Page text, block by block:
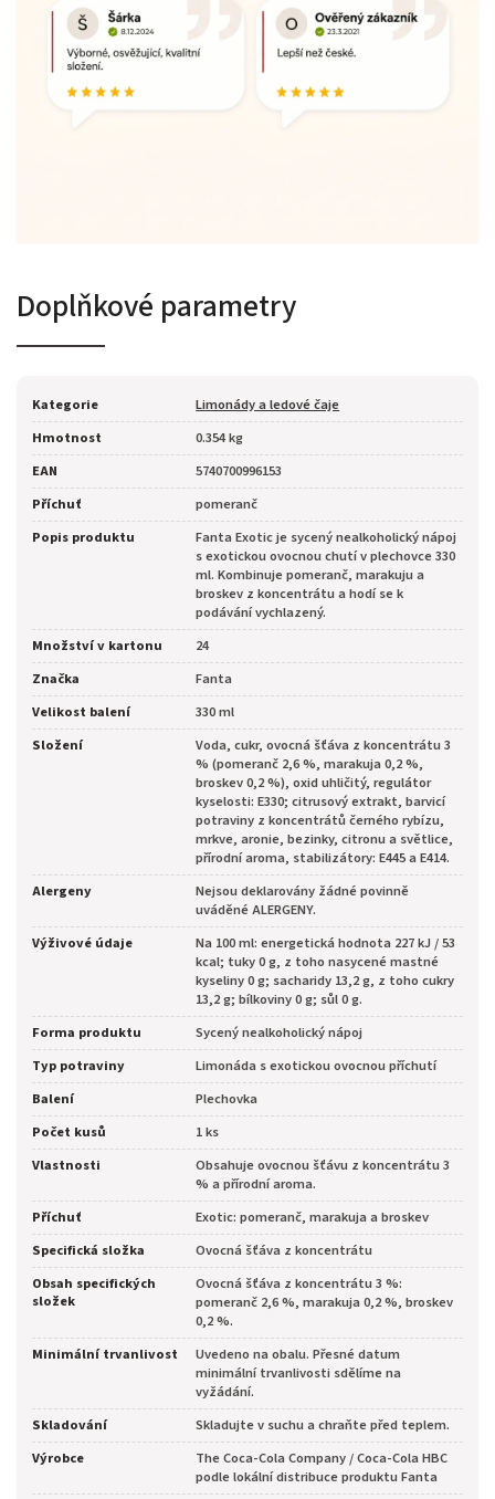
Doplňkové parametry
Kategorie
Limonády a ledové čaje
Hmotnost
0.354 kg
EAN
5740700996153
Příchuť
pomeranč
Popis produktu
Fanta Exotic je sycený nealkoholický nápoj
s exotickou ovocnou chutí v plechovce 330
ml. Kombinuje pomeranč, marakuju a
broskev z koncentrátu a hodí se k
podávání vychlazený.
Množství v kartonu
24
Značka
Fanta
Velikost balení
330 ml
Složení
Voda, cukr, ovocná šťáva z koncentrátu 3
% (pomeranč 2,6 %, marakuja 0,2 %,
broskev 0,2 %), oxid uhličitý, regulátor
kyselosti: E330; citrusový extrakt, barvicí
potraviny z koncentrátů černého rybízu,
mrkve, aronie, bezinky, citronu a světlice,
přírodní aroma, stabilizátory: E445 a E414.
Alergeny
Nejsou deklarovány žádné povinně
uváděné ALERGENY.
Výživové údaje
Na 100 ml: energetická hodnota 227 kJ / 53
kcal; tuky 0 g, z toho nasycené mastné
kyseliny 0 g; sacharidy 13,2 g, z toho cukry
13,2 g; bílkoviny 0 g; sůl 0 g.
Forma produktu
Sycený nealkoholický nápoj
Typ potraviny
Limonáda s exotickou ovocnou příchutí
Balení
Plechovka
Počet kusů
1 ks
Vlastnosti
Obsahuje ovocnou šťávu z koncentrátu 3
% a přírodní aroma.
Příchuť
Exotic: pomeranč, marakuja a broskev
Specifická složka
Ovocná šťáva z koncentrátu
Obsah specifických
složek
Ovocná šťáva z koncentrátu 3 %:
pomeranč 2,6 %, marakuja 0,2 %, broskev
0,2 %.
Minimální trvanlivost
Uvedeno na obalu. Přesné datum
minimální trvanlivosti sdělíme na
vyžádání.
Skladování
Skladujte v suchu a chraňte před teplem.
Výrobce
The Coca-Cola Company / Coca-Cola HBC
podle lokální distribuce produktu Fanta